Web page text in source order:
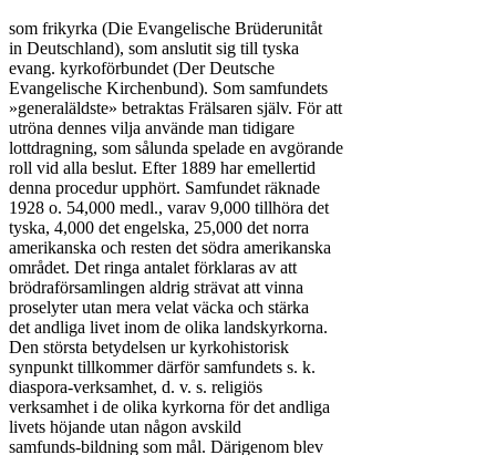
som frikyrka (Die Evangelische Brüderunitåt
in Deutschland), som anslutit sig till tyska
evang. kyrkoförbundet (Der Deutsche
Evangelische Kirchenbund). Som samfundets
»generaläldste» betraktas Frälsaren själv. För att
utröna dennes vilja använde man tidigare
lottdragning, som sålunda spelade en avgörande
roll vid alla beslut. Efter 1889 har emellertid
denna procedur upphört. Samfundet räknade
1928 o. 54,000 medl., varav 9,000 tillhöra det
tyska, 4,000 det engelska, 25,000 det norra
amerikanska och resten det södra amerikanska
området. Det ringa antalet förklaras av att
brödraförsamlingen aldrig strävat att vinna
proselyter utan mera velat väcka och stärka
det andliga livet inom de olika landskyrkorna.
Den största betydelsen ur kyrkohistorisk
synpunkt tillkommer därför samfundets s. k.
diaspora-verksamhet, d. v. s. religiös
verksamhet i de olika kyrkorna för det andliga
livets höjande utan någon avskild
samfunds-bildning som mål. Därigenom blev